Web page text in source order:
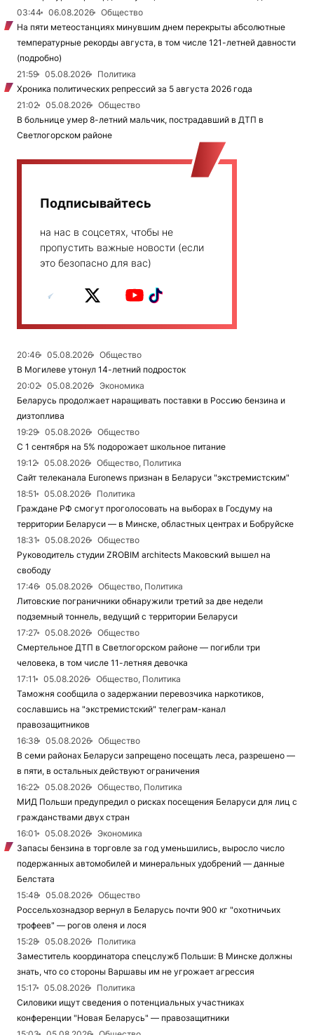
03:44
06.08.2026
Общество
На пяти метеостанциях минувшим днем перекрыты абсолютные
температурные рекорды августа, в том числе 121-летней давности
(подробно)
21:59
05.08.2026
Политика
Хроника политических репрессий за 5 августа 2026 года
21:02
05.08.2026
Общество
В больнице умер 8-летний мальчик, пострадавший в ДТП в
Светлогорском районе
Подписывайтесь
на нас в соцсетях, чтобы не
пропустить важные новости (если
это безопасно для вас)
20:46 05.08.2026
Общество
В Могилеве утонул 14-летний подросток
20:02
05.08.2026
Экономика
Беларусь продолжает наращивать поставки в Россию бензина и
дизтоплива
19:29
05.08.2026
Общество
С 1 сентября на 5% подорожает школьное питание
19:12
05.08.2026
Общество, Политика
Сайт телеканала Euronews признан в Беларуси "экстремистским"
18:51
05.08.2026
Политика
Граждане РФ смогут проголосовать на выборах в Госдуму на
территории Беларуси — в Минске, областных центрах и Бобруйске
18:31
05.08.2026
Общество
Руководитель студии ZROBIM architects Маковский вышел на
свободу
17:46
05.08.2026
Общество, Политика
Литовские пограничники обнаружили третий за две недели
подземный тоннель, ведущий с территории Беларуси
17:27
05.08.2026
Общество
Смертельное ДТП в Светлогорском районе — погибли три
человека, в том числе 11-летняя девочка
17:11
05.08.2026
Общество, Политика
Таможня сообщила о задержании перевозчика наркотиков,
сославшись на "экстремистский" телеграм-канал
правозащитников
16:38
05.08.2026
Общество
В семи районах Беларуси запрещено посещать леса, разрешено —
в пяти, в остальных действуют ограничения
16:22
05.08.2026
Общество, Политика
МИД Польши предупредил о рисках посещения Беларуси для лиц с
гражданствами двух стран
16:01
05.08.2026
Экономика
Запасы бензина в торговле за год уменьшились, выросло число
подержанных автомобилей и минеральных удобрений — данные
Белстата
15:48
05.08.2026
Общество
Россельхознадзор вернул в Беларусь почти 900 кг "охотничьих
трофеев" — рогов оленя и лося
15:28
05.08.2026
Политика
Заместитель координатора спецслужб Польши: В Минске должны
знать, что со стороны Варшавы им не угрожает агрессия
15:17
05.08.2026
Политика
Силовики ищут сведения о потенциальных участниках
конференции "Новая Беларусь" — правозащитники